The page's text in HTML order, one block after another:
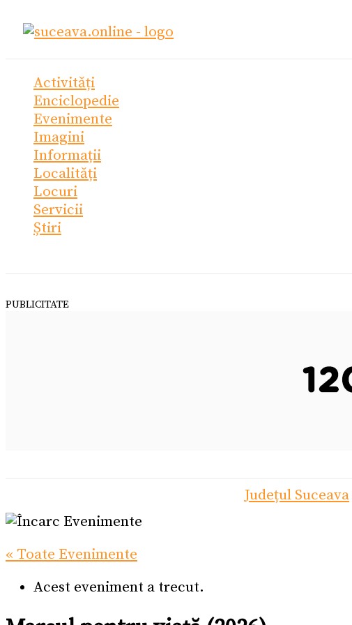
content
Activități
Enciclopedie
Evenimente
Imagini
Informații
Localități
Locuri
Servicii
Știri
PUBLICITATE
Județul Suceava
« Toate Evenimente
Acest eveniment a trecut.
cauți?